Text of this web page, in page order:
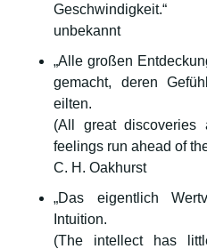
Geschwindigkeit.“
unbekannt
„Alle großen
gemacht, deren
eilten.
(All great
feelings run ahead of
C. H. Oakhurst
„Das eigentlich
Intuition.
(The intellect has